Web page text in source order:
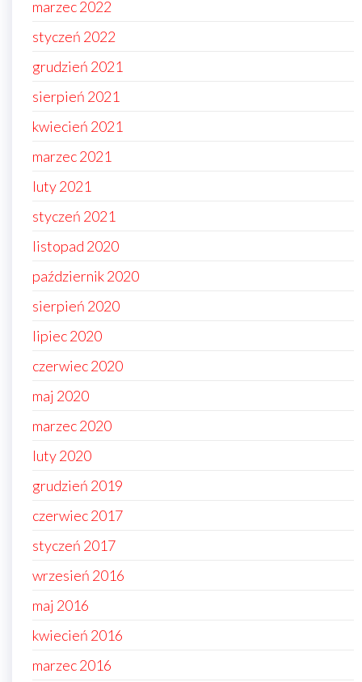
marzec 2022
styczeń 2022
grudzień 2021
sierpień 2021
kwiecień 2021
marzec 2021
luty 2021
styczeń 2021
listopad 2020
październik 2020
sierpień 2020
lipiec 2020
czerwiec 2020
maj 2020
marzec 2020
luty 2020
grudzień 2019
czerwiec 2017
styczeń 2017
wrzesień 2016
maj 2016
kwiecień 2016
marzec 2016